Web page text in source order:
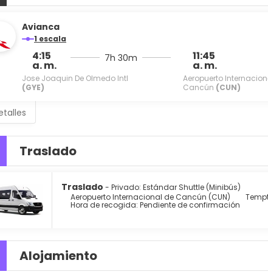
Avianca
1 escala
4:15
a. m.
Jose Joaquin De Olmedo Intl
(GYE)
7h 30m 11:45
a. m.
Aeropuerto
Cancún (CUN)
Traslado
Traslado - Privado: Estándar Shuttle (Minibús)
Aeropuerto Internacional de Cancún (CUN)
Hora de recogida: Pendiente de confirmación
Alojamiento